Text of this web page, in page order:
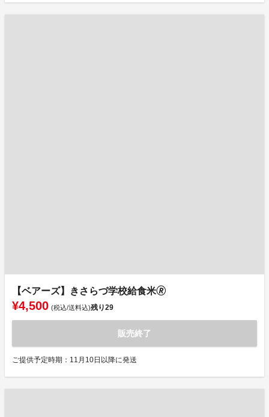
【ベアーズ】きさらづ学校給食米🄬
¥4,500 (税込/送料込)残り29
販売終了
ご提供予定時期：11月10日以降に発送